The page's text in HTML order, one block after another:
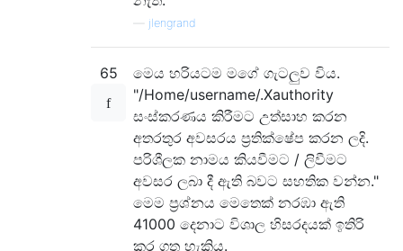
jlengrand
65
මෙය හරියටම මගේ ගැටලුව විය.
"/Home/username/.Xauthority
සංස්කරණය කිරීමට උත්සාහ කරන
අතරතුර අවසරය ප්‍රතික්ෂේප කරන ලදි.
පරිශීලක නාමය කියවීමට / ලිවීමට
අවසර ලබා දී ඇති බවට සහතික වන්න."
මෙම ප්‍රශ්නය මෙතෙක් නරඹා ඇති
41000 දෙනාට විශාල හිසරදයක් ඉතිරි
කර ගත හැකිය.